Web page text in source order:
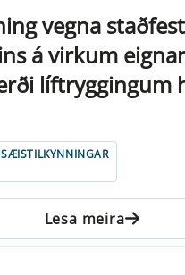
vegna
á virkum
líftryggingum
Lesa meira